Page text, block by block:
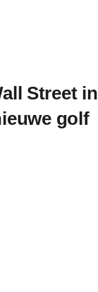
Street in
golf